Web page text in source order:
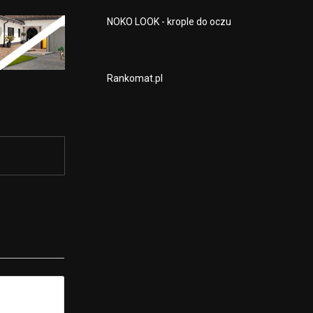
NOKO LOOK - krople do oczu
Rankomat.pl